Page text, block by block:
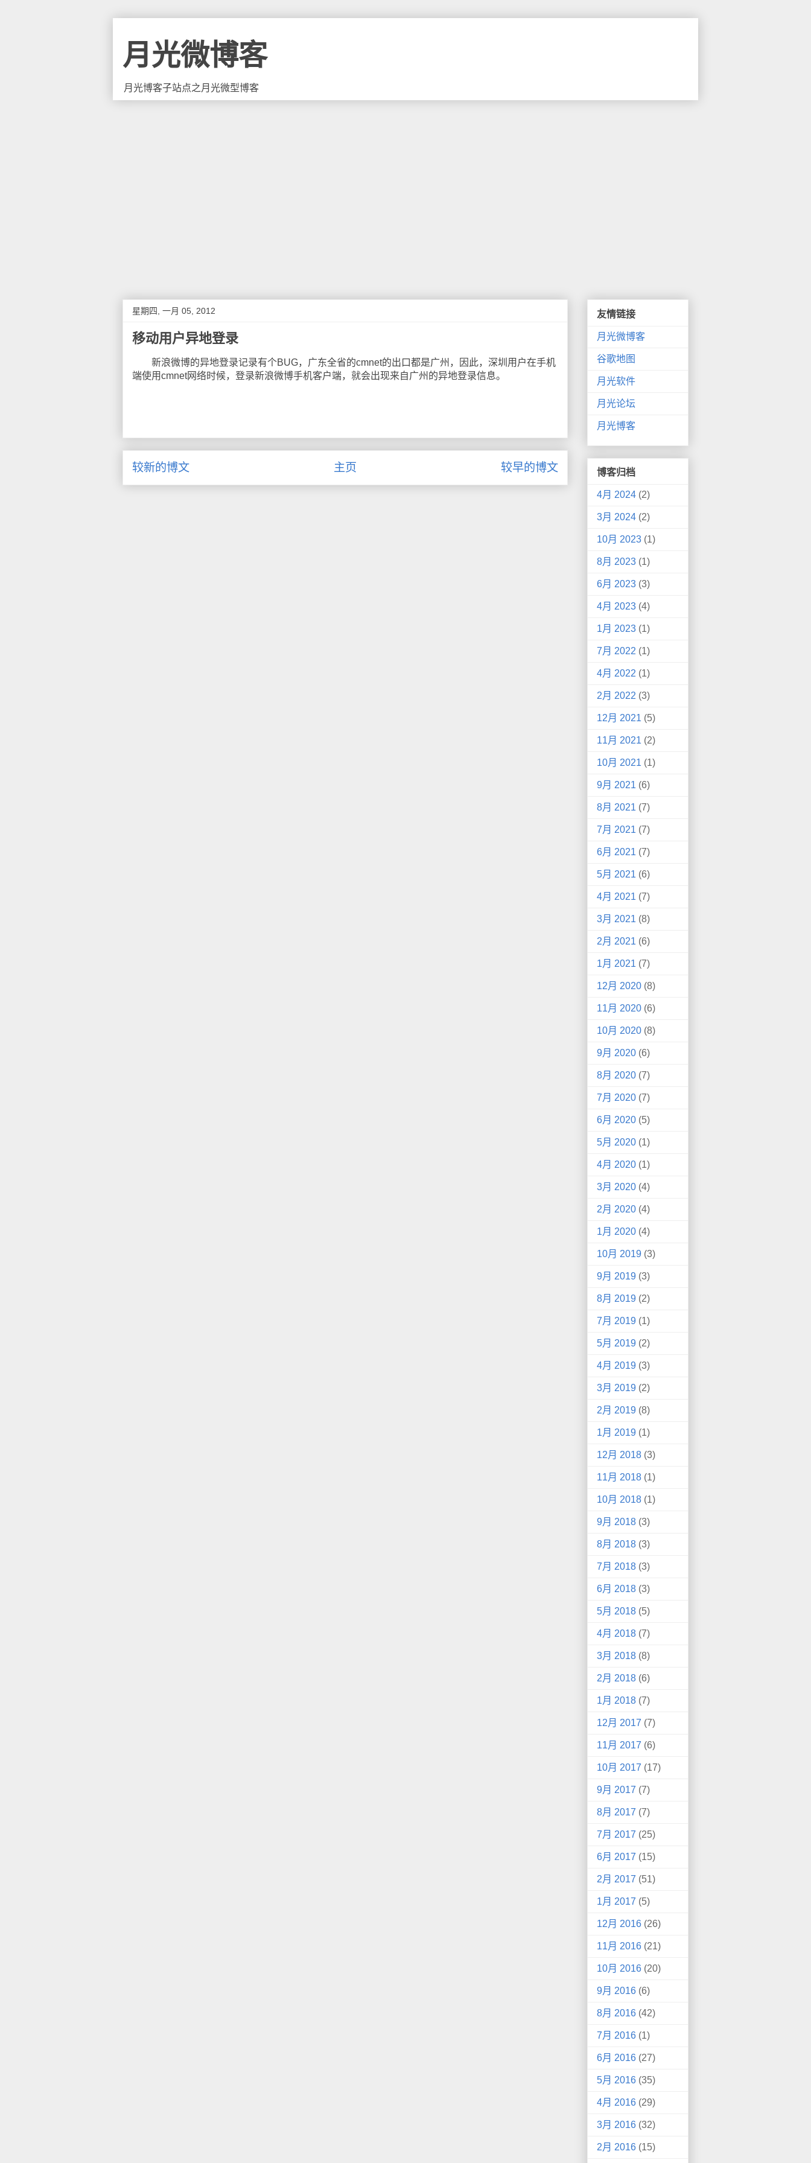
月光微博客
月光博客子站点之月光微型博客
星期四, 一月 05, 2012
移动用户异地登录
新浪微博的异地登录记录有个BUG，广东全省的cmnet的出口都是广州，因此，深圳用户在手机
端使用cmnet网络时候，登录新浪微博手机客户端，就会出现来自广州的异地登录信息。
较新的博文 较早的博文
主页
友情链接
月光微博客
谷歌地图
月光软件
月光论坛
月光博客
博客归档
4月 2024 (2)
3月 2024 (2)
10月 2023 (1)
8月 2023 (1)
6月 2023 (3)
4月 2023 (4)
1月 2023 (1)
7月 2022 (1)
4月 2022 (1)
2月 2022 (3)
12月 2021 (5)
11月 2021 (2)
10月 2021 (1)
9月 2021 (6)
8月 2021 (7)
7月 2021 (7)
6月 2021 (7)
5月 2021 (6)
4月 2021 (7)
3月 2021 (8)
2月 2021 (6)
1月 2021 (7)
12月 2020 (8)
11月 2020 (6)
10月 2020 (8)
9月 2020 (6)
8月 2020 (7)
7月 2020 (7)
6月 2020 (5)
5月 2020 (1)
4月 2020 (1)
3月 2020 (4)
2月 2020 (4)
1月 2020 (4)
10月 2019 (3)
9月 2019 (3)
8月 2019 (2)
7月 2019 (1)
5月 2019 (2)
4月 2019 (3)
3月 2019 (2)
2月 2019 (8)
1月 2019 (1)
12月 2018 (3)
11月 2018 (1)
10月 2018 (1)
9月 2018 (3)
8月 2018 (3)
7月 2018 (3)
6月 2018 (3)
5月 2018 (5)
4月 2018 (7)
3月 2018 (8)
2月 2018 (6)
1月 2018 (7)
12月 2017 (7)
11月 2017 (6)
10月 2017 (17)
9月 2017 (7)
8月 2017 (7)
7月 2017 (25)
6月 2017 (15)
2月 2017 (51)
1月 2017 (5)
12月 2016 (26)
11月 2016 (21)
10月 2016 (20)
9月 2016 (6)
8月 2016 (42)
7月 2016 (1)
6月 2016 (27)
5月 2016 (35)
4月 2016 (29)
3月 2016 (32)
2月 2016 (15)